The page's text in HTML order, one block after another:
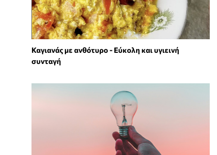
Καγιανάς με ανθότυρο - Εύκολη και υγιεινή
συνταγή